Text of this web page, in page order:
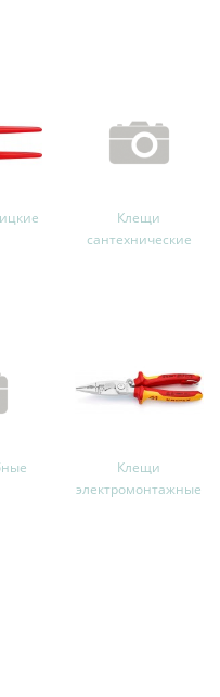
Клещи
сантехнические
Клещи
электромонтажные